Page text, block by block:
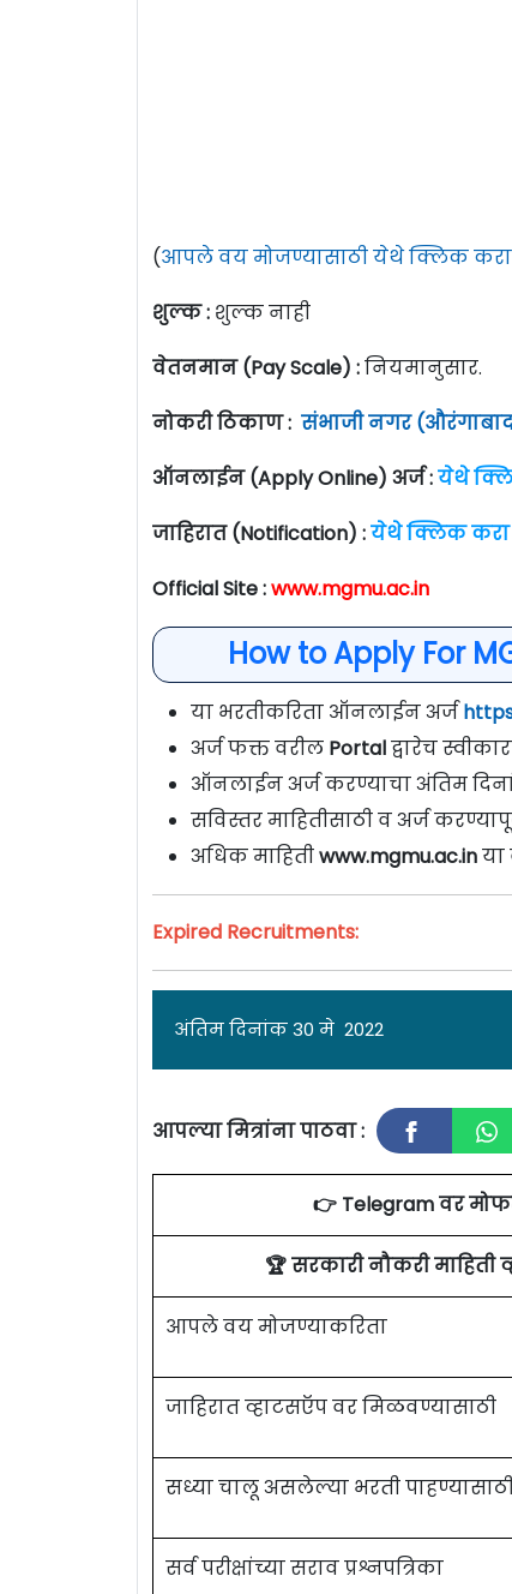
(आपले वय मोजण्यासाठी येथे क्लिक
शुल्क : शुल्क नाही
वेतनमान (Pay Scale) :नियमानुसार.
नोकरी ठिकाण : संभाजी नगर
ऑनलाईन (Apply Online) अर्ज :येथे
जाहिरात (Notification) :येथे क्लिक करा
Official Site :www.mgmu.ac.in
How to Apply For
या भरतीकरिता ऑनलाईन अर्ज
अर्ज फक्त वरील Portalद्वारेच
ऑनलाईन अर्ज करण्याचा अंतिम
सविस्तर माहितीसाठी व अर्ज
अधिक माहितीwww.mgmu.ac.inया
Expired Recruitments:
अंतिम दिनांक 30 मे 2022
पदांच्या जागांसाठी पात्र
मे २०२२ आहे. सविस्तर माहितीसाठी कृपया
१
२
आपल्या मित्रांना पाठवा :
👉 Telegram वर
🏆 सरकारी नौकरी
आपले वय मोजण्याकरिता
जाहिरात व्हाटसऍप वर मिळवण्यासाठी
सध्या चालू असलेल्या भरती
सर्व परीक्षांच्या सराव प्रश्नपत्रिका